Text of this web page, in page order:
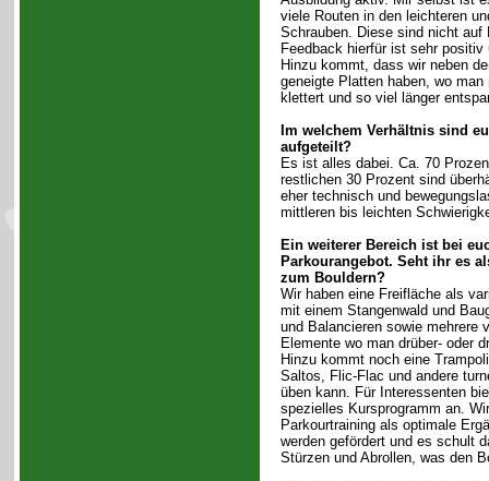
viele Routen in den leichteren
Schrauben. Diese sind nicht auf
Feedback hierfür ist sehr
Hinzu kommt, dass wir neben
geneigte Platten haben, wo
klettert und so viel länger
Im welchem Verhältnis sind
aufgeteilt?
Es ist alles dabei. Ca. 70
restlichen 30 Prozent sind
eher technisch und
mittleren bis leichten
Ein weiterer Bereich ist bei
Parkourangebot. Seht ihr es
zum Bouldern?
Wir haben eine Freifläche als
mit einem Stangenwald und
und Balancieren sowie mehrere
Elemente wo man drüber- oder
Hinzu kommt noch eine
Saltos, Flic-Flac und andere
üben kann. Für Interessenten
spezielles Kursprogramm an.
Parkourtraining als optimale
werden gefördert und es schult
Stürzen und Abrollen, was den